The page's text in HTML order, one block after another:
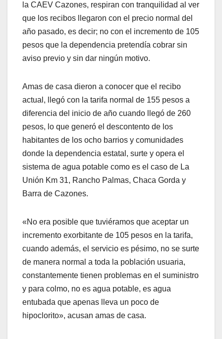
la CAEV Cazones, respiran con tranquilidad al ver
que los recibos llegaron con el precio normal del
año pasado, es decir; no con el incremento de 105
pesos que la dependencia pretendía cobrar sin
aviso previo y sin dar ningún motivo.
Amas de casa dieron a conocer que el recibo
actual, llegó con la tarifa normal de 155 pesos a
diferencia del inicio de año cuando llegó de 260
pesos, lo que generó el descontento de los
habitantes de los ocho barrios y comunidades
donde la dependencia estatal, surte y opera el
sistema de agua potable como es el caso de La
Unión Km 31, Rancho Palmas, Chaca Gorda y
Barra de Cazones.
«No era posible que tuviéramos que aceptar un
incremento exorbitante de 105 pesos en la tarifa,
cuando además, el servicio es pésimo, no se surte
de manera normal a toda la población usuaria,
constantemente tienen problemas en el suministro
y para colmo, no es agua potable, es agua
entubada que apenas lleva un poco de
hipoclorito», acusan amas de casa.